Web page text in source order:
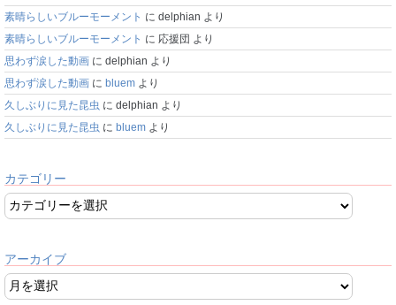
素晴らしいブルーモーメント に delphian より
素晴らしいブルーモーメント に 応援団 より
思わず涙した動画 に delphian より
思わず涙した動画 に bluem より
久しぶりに見た昆虫 に delphian より
久しぶりに見た昆虫 に bluem より
カテゴリー
アーカイブ